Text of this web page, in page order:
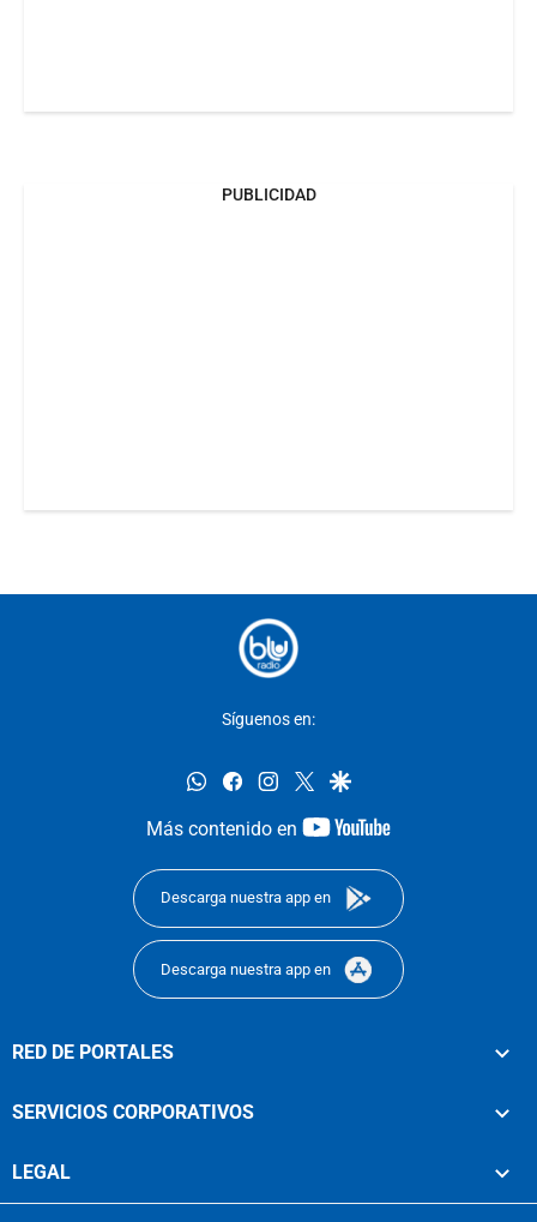
PUBLICIDAD
Síguenos en:
whatsappfacebookinstagram
twittergoogle
Más contenido en
youtube-
Descarga nuestra app en
Descarga nuestra app en
RED DE PORTALES
SERVICIOS CORPORATIVOS
LEGAL